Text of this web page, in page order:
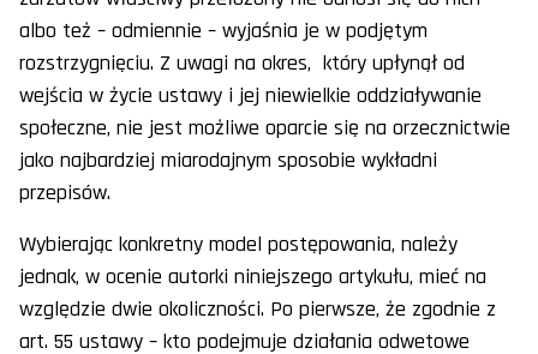
albo też – odmiennie – wyjaśnia je w podjętym
rozstrzygnięciu. Z uwagi na okres, który upłynął od
wejścia w życie ustawy i jej niewielkie oddziaływanie
społeczne, nie jest możliwe oparcie się na orzecznictwie
jako najbardziej miarodajnym sposobie wykładni
przepisów.
Wybierając konkretny model postępowania, należy
jednak, w ocenie autorki niniejszego artykułu, mieć na
względzie dwie okoliczności. Po pierwsze, że zgodnie z
art. 55 ustawy – kto podejmuje działania odwetowe